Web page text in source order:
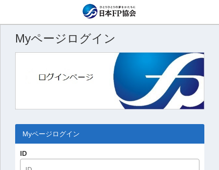
Myページログイン
Myページログイン
ID